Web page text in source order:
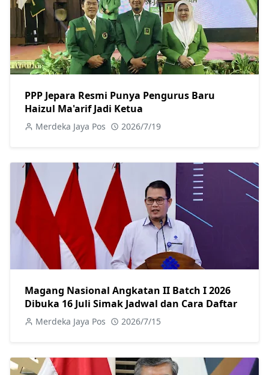
PPP Jepara Resmi Punya Pengurus Baru
Haizul Ma'arif Jadi Ketua
Merdeka Jaya Pos 2026/7/19
Magang Nasional Angkatan II Batch I 2026
Dibuka 16 Juli Simak Jadwal dan Cara Daftar
Merdeka Jaya Pos 2026/7/15